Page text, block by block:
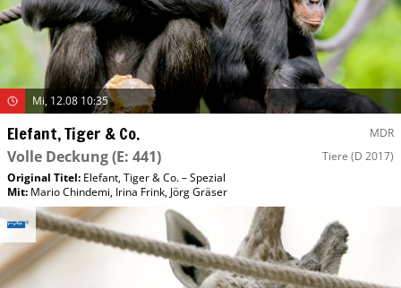
Mi, 12.08 10:35
Elefant, Tiger & Co. MDR
Volle Deckung(E: 441) Tiere (D 2017)
Original Titel: Elefant, Tiger & Co. – Spezial
Mit: Mario Chindemi, Irina Frink, Jörg Gräser